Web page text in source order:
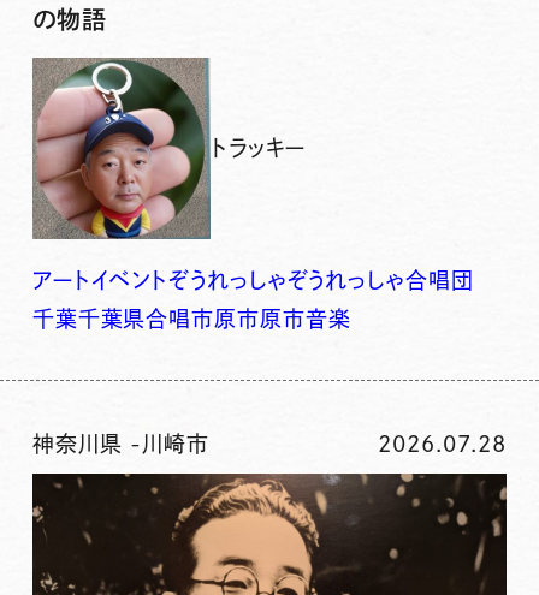
の物語
トラッキー
アート イベントぞうれっしゃぞうれっしゃ合唱団
千葉千葉県合唱市原市原市音楽
神奈川県 - 川崎市 2026.07.28